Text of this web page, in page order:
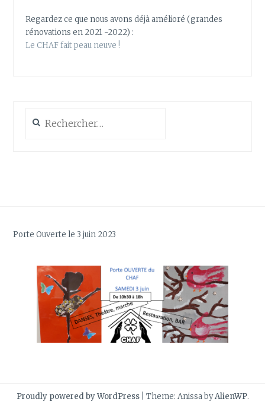
Regardez ce que nous avons déjà amélioré (grandes
rénovations en 2021 -2022) :
Le CHAF fait peau neuve !
Porte Ouverte le 3 juin 2023
Proudly powered by WordPress Theme: Anissa byAlienWP.